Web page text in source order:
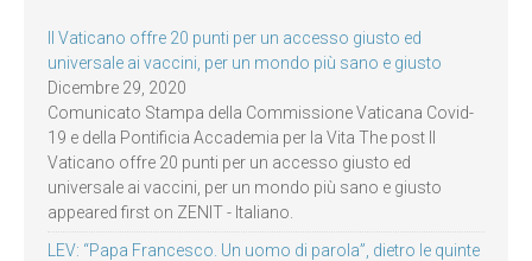
Il Vaticano offre 20 punti per un accesso giusto ed
universale ai vaccini, per un mondo più sano e giusto
Dicembre 29, 2020
Comunicato Stampa della Commissione Vaticana Covid-
19 e della Pontificia Accademia per la Vita The post Il
Vaticano offre 20 punti per un accesso giusto ed
universale ai vaccini, per un mondo più sano e giusto
appeared first on ZENIT - Italiano.
LEV: “Papa Francesco. Un uomo di parola”, dietro le quinte